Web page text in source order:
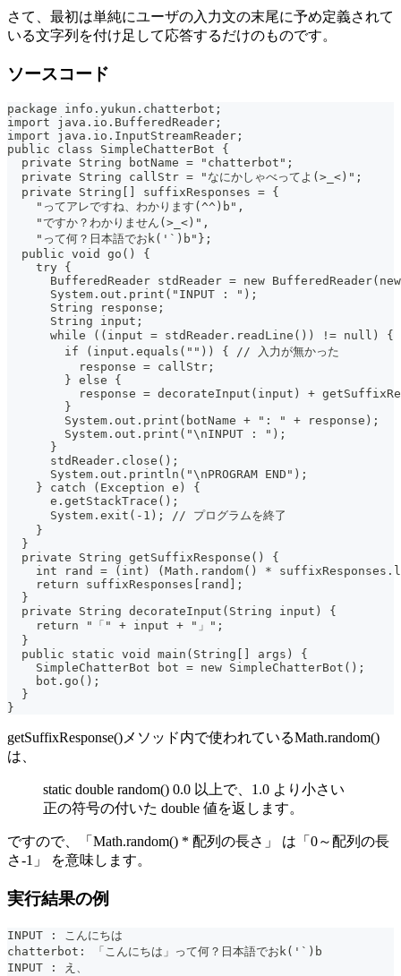
さて、最初は単純にユーザの入力文の末尾に予め定義されて
いる文字列を付け足して応答するだけのものです。
ソースコード
package info.yukun.chatterbot;
import java.io.BufferedReader;
import java.io.InputStreamReader;
public class SimpleChatterBot {
  private String botName = "chatterbot";
  private String callStr = "なにかしゃべってよ(>_<)";
  private String[] suffixResponses = {
    "ってアレですね、わかります(^^)b",
    "ですか？わかりません(>_<)",
    "って何？日本語でおk('`)b"};
  public void go() {
    try {
BufferedReader stdReader = new
      System.out.print("INPUT : ");
      String response;
      String input;
while ((input = stdReader.readLine()) != null) {
        if (input.equals("")) { // 入力が無かった
          response = callStr;
        } else {
response = decorateInput(input) +
        }
        System.out.print(botName + ": " + response);
        System.out.print("\nINPUT : ");
      }
      stdReader.close();
      System.out.println("\nPROGRAM END");
    } catch (Exception e) {
      e.getStackTrace();
      System.exit(-1); // プログラムを終了
    }
  }
  private String getSuffixResponse() {
int rand = (int) (Math.random() *
    return suffixResponses[rand];
  }
  private String decorateInput(String input) {
    return "「" + input + "」";
  }
  public static void main(String[] args) {
    SimpleChatterBot bot = new SimpleChatterBot();
    bot.go();
  }
}
getSuffixResponse()メソッド内で使われているMath.random()
は、
static double random() 0.0 以上で、1.0 より小さい
正の符号の付いた double 値を返します。
ですので、「Math.random() * 配列の長さ」 は「0～配列の長
さ-1」 を意味します。
実行結果の例
INPUT : こんにちは
chatterbot: 「こんにちは」って何？日本語でおk('`)b
INPUT : え、